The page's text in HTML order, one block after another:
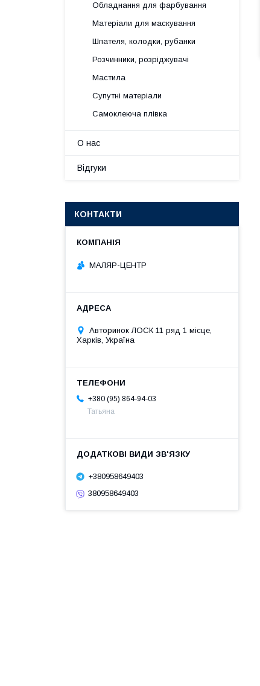
Обладнання для фарбування
Матеріали для маскування
Шпателя, колодки, рубанки
Розчинники, розріджувачі
Мастила
Супутні матеріали
Самоклеюча плівка
О нас
Відгуки
КОНТАКТИ
МАЛЯР-ЦЕНТР
Авторинок ЛОСК 11 ряд 1 місце,
Харків, Україна
+380 (95) 864-94-03
Татьяна
+380958649403
380958649403